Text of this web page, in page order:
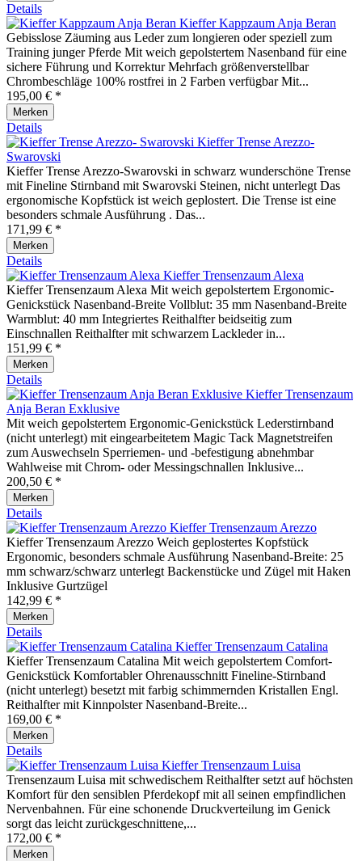
Details
Kieffer Kappzaum Anja Beran
Gebisslose Zäuming aus Leder zum longieren oder speziell zum
Training junger Pferde Mit weich gepolstertem Nasenband für eine
sichere Führung und Korrektur Mehrfach größenverstellbar
Chrombeschläge 100% rostfrei in 2 Farben verfügbar Mit...
195,00 € *
Merken
Details
Kieffer Trense Arezzo-
Swarovski
Kieffer Trense Arezzo-Swarovski in schwarz wunderschöne Trense
mit Fineline Stirnband mit Swarovski Steinen, nicht unterlegt Das
ergonomische Kopfstück ist weich geplostert. Die Trense ist eine
besonders schmale Ausführung . Das...
171,99 € *
Merken
Details
Kieffer Trensenzaum Alexa
Kieffer Trensenzaum Alexa Mit weich gepolstertem Ergonomic-
Genickstück Nasenband-Breite Vollblut: 35 mm Nasenband-Breite
Warmblut: 40 mm Integriertes Reithalfter beidseitig zum
Einschnallen Reithalfter mit schwarzem Lackleder in...
151,99 € *
Merken
Details
Kieffer Trensenzaum
Anja Beran Exklusive
Mit weich gepolstertem Ergonomic-Genickstück Lederstirnband
(nicht unterlegt) mit eingearbeitetem Magic Tack Magnetstreifen
zum Auswechseln Sperriemen- und -befestigung abnehmbar
Wahlweise mit Chrom- oder Messingschnallen Inklusive...
200,50 € *
Merken
Details
Kieffer Trensenzaum Arezzo
Kieffer Trensenzaum Arezzo Weich geplostertes Kopfstück
Ergonomic, besonders schmale Ausführung Nasenband-Breite: 25
mm schwarz/schwarz unterlegt Backenstücke und Zügel mit Haken
Inklusive Gurtzügel
142,99 € *
Merken
Details
Kieffer Trensenzaum Catalina
Kieffer Trensenzaum Catalina Mit weich gepolstertem Comfort-
Genickstück Komfortabler Ohrenausschnitt Fineline-Stirnband
(nicht unterlegt) besetzt mit farbig schimmernden Kristallen Engl.
Reithalfter mit Kinnpolster Nasenband-Breite...
169,00 € *
Merken
Details
Kieffer Trensenzaum Luisa
Trensenzaum Luisa mit schwedischem Reithalfter setzt auf höchsten
Komfort für den sensiblen Pferdekopf mit all seinen empfindlichen
Nervenbahnen. Für eine schonende Druckverteilung im Genick
sorgt das leicht zurückgeschnittene,...
172,00 € *
Merken